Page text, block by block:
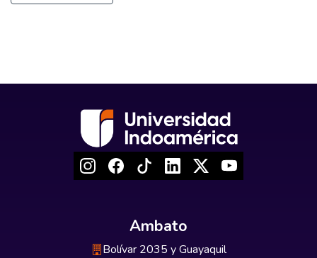
Ambato
Bolívar 2035 y Guayaquil